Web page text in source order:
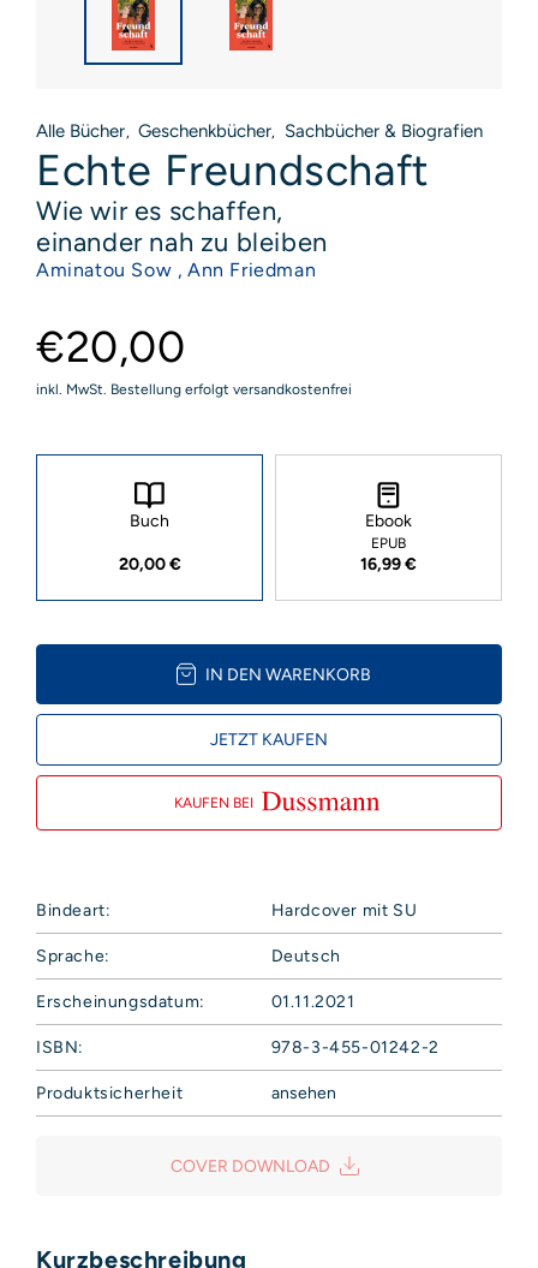
Alle Bücher, Geschenkbücher, Sachbücher & Biografien
Echte Freundschaft
Wie wir es schaffen,
einander nah zu bleiben
Aminatou Sow , Ann Friedman
€20,00
inkl. MwSt. Bestellung erfolgt versandkostenfrei
Buch
20,00 €
Ebook
EPUB
16,99 €
IN DEN WARENKORB
JETZT KAUFEN
KAUFEN BEI
Bindeart: Hardcover mit SU
Sprache: Deutsch
Erscheinungsdatum: 01.11.2021
ISBN: 978-3-455-01242-2
Produktsicherheit
ansehen
Sicherheitshinweis entsprechend Art. 9 Abs. 7 S. 2 der
COVER DOWNLOAD
Kurzbeschreibung